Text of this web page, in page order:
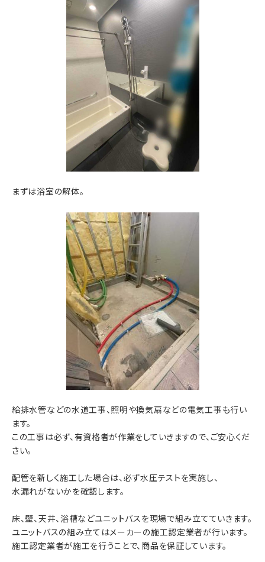
まずは浴室の解体。
給排水管などの水道工事、照明や換気扇などの電気工事も行い
ます。
この工事は必ず、有資格者が作業をしていきますので、ご安心くだ
さい。
配管を新しく施工した場合は、必ず水圧テストを実施し、
水漏れがないかを確認します。
床、壁、天井、浴槽などユニットバスを現場で組み立てていきます。
ユニットバスの組み立てはメーカーの施工認定業者が行います。
施工認定業者が施工を行うことで、商品を保証しています。